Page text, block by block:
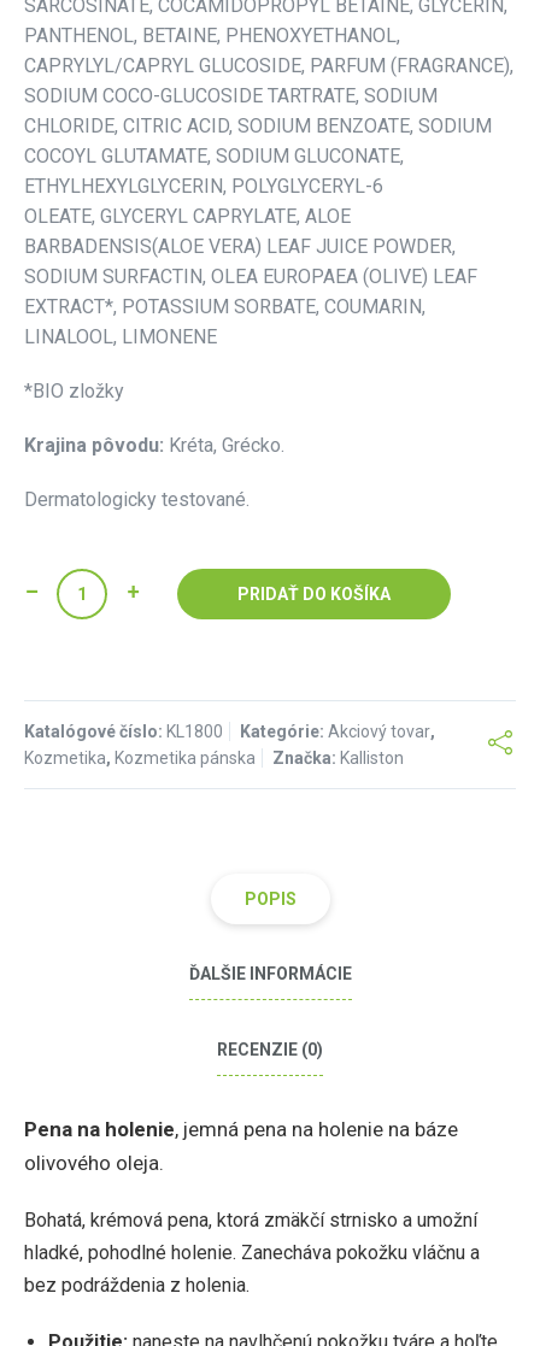
SARCOSINATE, COCAMIDOPROPYL BETAINE, GLYCERIN,
PANTHENOL, BETAINE, PHENOXYETHANOL,
CAPRYLYL/CAPRYL GLUCOSIDE, PARFUM (FRAGRANCE),
SODIUM COCO-GLUCOSIDE TARTRATE, SODIUM
CHLORIDE, CITRIC ACID, SODIUM BENZOATE, SODIUM
COCOYL GLUTAMATE, SODIUM GLUCONATE,
ETHYLHEXYLGLYCERIN, POLYGLYCERYL-6
OLEATE, GLYCERYL CAPRYLATE, ALOE
BARBADENSIS(ALOE VERA) LEAF JUICE POWDER,
SODIUM SURFACTIN, OLEA EUROPAEA (OLIVE) LEAF
EXTRACT*, POTASSIUM SORBATE, COUMARIN,
LINALOOL, LIMONENE
*BIO zložky
Krajina pôvodu: Kréta, Grécko.
Dermatologicky testované.
PRIDAŤ DO KOŠÍKA
Katalógové číslo: KL1800 Kategórie: Akciový tovar,
Kozmetika, Kozmetika pánska Značka: Kalliston
POPIS
ĎALŠIE INFORMÁCIE
RECENZIE (0)
Pena na holenie, jemná pena na holenie na báze
olivového oleja.
Bohatá, krémová pena, ktorá zmäkčí strnisko a umožní
hladké, pohodlné holenie. Zanecháva pokožku vláčnu a
bez podráždenia z holenia.